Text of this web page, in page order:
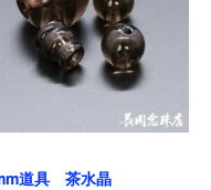
道具 茶水晶